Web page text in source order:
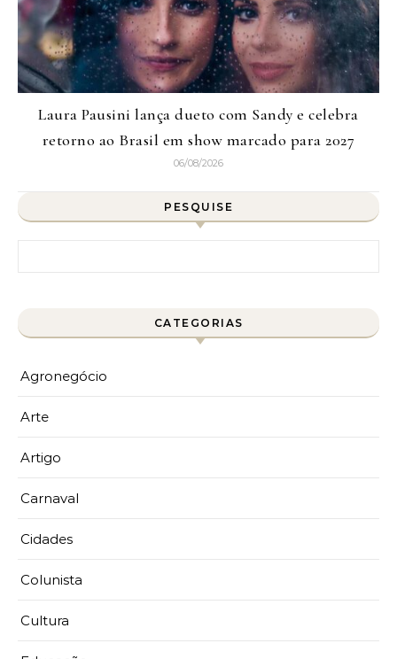
Laura Pausini lança dueto com Sandy e celebra
retorno ao Brasil em show marcado para 2027
06/08/2026
PESQUISE
CATEGORIAS
Agronegócio
Arte
Artigo
Carnaval
Cidades
Colunista
Cultura